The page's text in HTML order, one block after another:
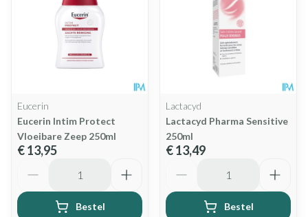
Eucerin
Eucerin Intim Protect
Vloeibare Zeep 250ml
€ 13,95
Bestel
Lactacyd
Lactacyd Pharma Sensitive
250ml
€ 13,49
Bestel